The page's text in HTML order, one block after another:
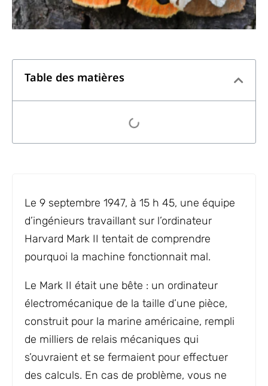
Table des matières
Le 9 septembre 1947, à 15 h 45, une équipe
d’ingénieurs travaillant sur l’ordinateur
Harvard Mark II tentait de comprendre
pourquoi la machine fonctionnait mal.
Le Mark II était une bête : un ordinateur
électromécanique de la taille d’une pièce,
construit pour la marine américaine, rempli
de milliers de relais mécaniques qui
s’ouvraient et se fermaient pour effectuer
des calculs. En cas de problème, vous ne